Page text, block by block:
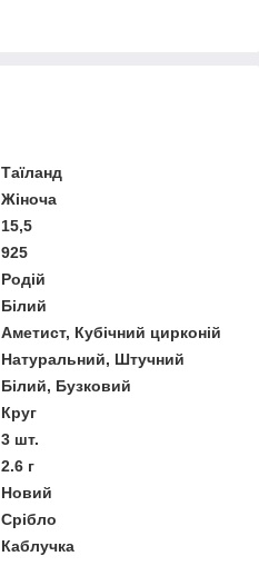
Таїланд
Жіноча
15,5
925
Родій
Білий
Аметист, Кубічний цирконій
Натуральний, Штучний
Білий, Бузковий
Круг
3 шт.
2.6 г
Новий
Срібло
Каблучка